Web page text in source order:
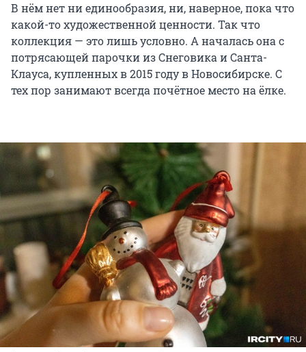
В нём нет ни единообразия, ни, наверное, пока что
какой-то художественной ценности. Так что
коллекция — это лишь условно. А началась она с
потрясающей парочки из Снеговика и Санта-
Клауса, купленных в 2015 году в Новосибирске. С
тех пор занимают всегда почётное место на ёлке.